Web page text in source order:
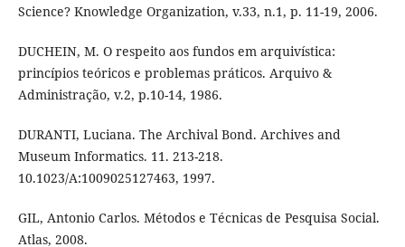
Science? Knowledge Organization, v.33, n.1, p. 11-19, 2006.
DUCHEIN, M. O respeito aos fundos em arquivística:
princípios teóricos e problemas práticos. Arquivo &
Administração, v.2, p.10-14, 1986.
DURANTI, Luciana. The Archival Bond. Archives and
Museum Informatics. 11. 213-218.
10.1023/A:1009025127463, 1997.
GIL, Antonio Carlos. Métodos e Técnicas de Pesquisa Social.
Atlas, 2008.